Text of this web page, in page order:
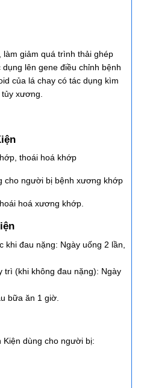
làm giảm quá trình thải ghép
lên gene điều chỉnh bệnh
của lá chay có tác dụng kìm
xương.
thoái hoá khớp
cho người bị bệnh xương khớp
hoá xương khớp.
khi đau nặng: Ngày uống 2 lần,
trì (khi không đau nặng): Ngày
bữa ăn 1 giờ.
dùng cho người bị: